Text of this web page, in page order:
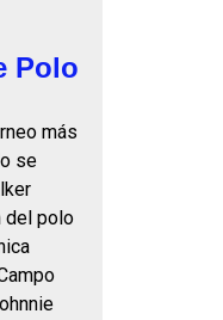
Polo
más
se
del polo